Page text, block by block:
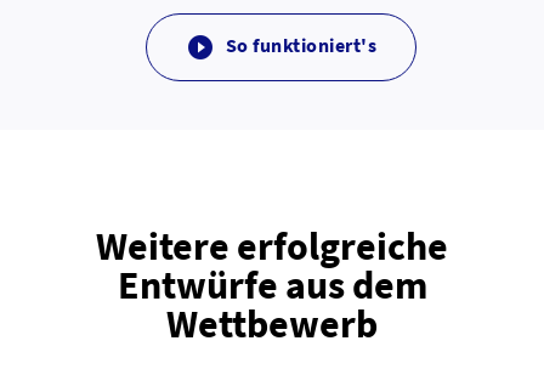
 So funktioniert's
Weitere erfolgreiche
Entwürfe aus dem
Wettbewerb